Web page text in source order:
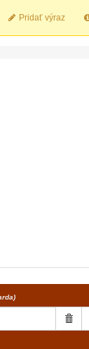
Pridať výraz